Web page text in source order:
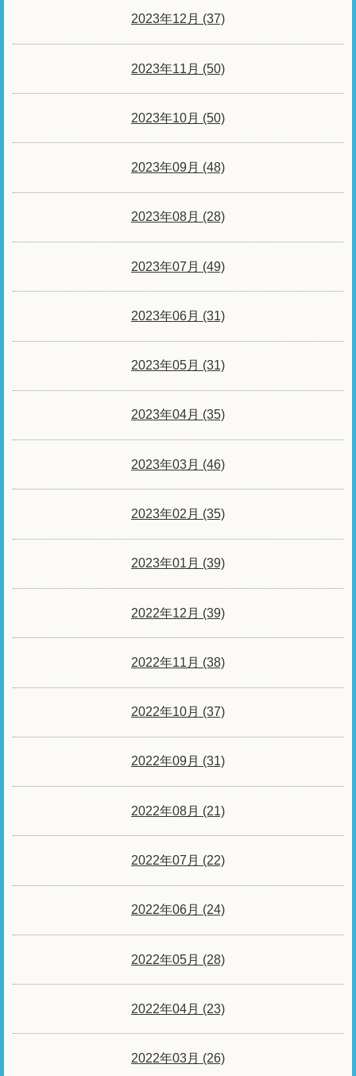
2023年12月 (37)
2023年11月 (50)
2023年10月 (50)
2023年09月 (48)
2023年08月 (28)
2023年07月 (49)
2023年06月 (31)
2023年05月 (31)
2023年04月 (35)
2023年03月 (46)
2023年02月 (35)
2023年01月 (39)
2022年12月 (39)
2022年11月 (38)
2022年10月 (37)
2022年09月 (31)
2022年08月 (21)
2022年07月 (22)
2022年06月 (24)
2022年05月 (28)
2022年04月 (23)
2022年03月 (26)